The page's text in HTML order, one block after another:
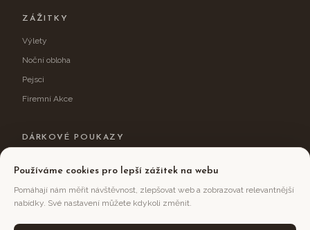
ZÁŽITKY
Výlety
Noční obloha
Pejsci
Firemní Akce
DÁRKOVÉ POUKAZY
Vybrat voucher →
Používáme cookies pro lepší zážitek na webu
Pomáhají nám měřit návštěvnost, zlepšovat web a zobrazovat relevantnější
nabídky. Své nastavení můžete kdykoli změnit.